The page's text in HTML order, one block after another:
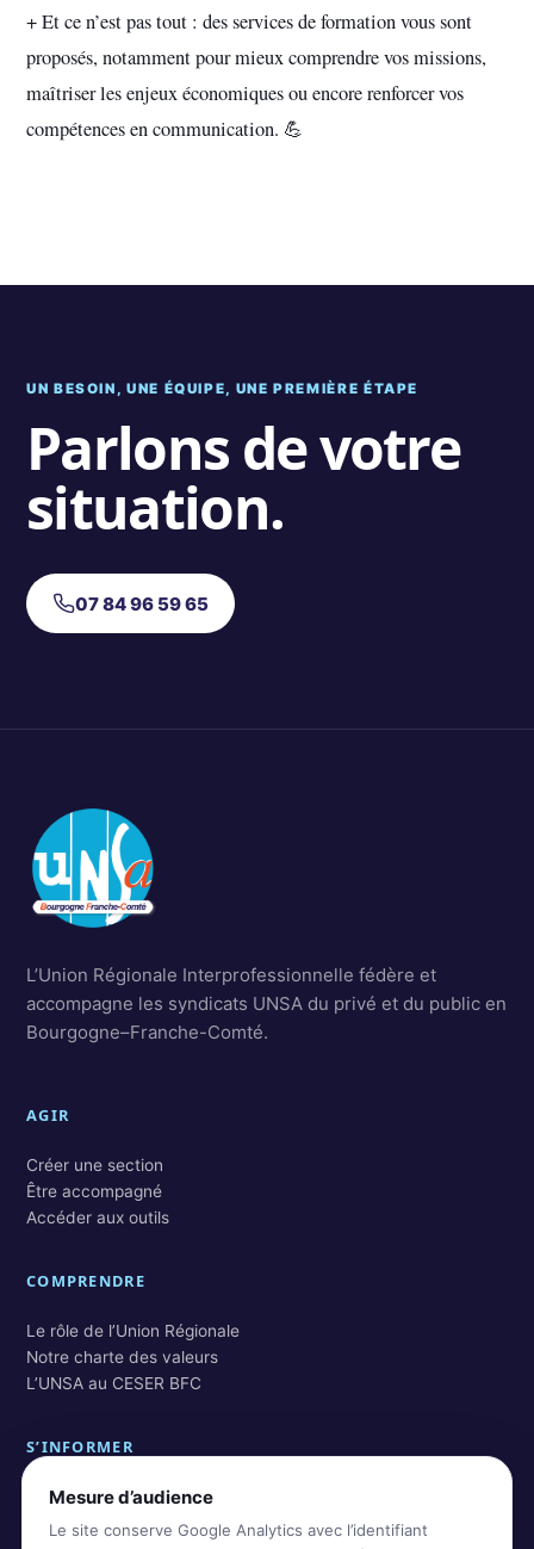
+ Et ce n’est pas tout : des services de formation vous sont
proposés, notamment pour mieux comprendre vos missions,
maîtriser les enjeux économiques ou encore renforcer vos
compétences en communication. 💪
UN BESOIN, UNE ÉQUIPE, UNE PREMIÈRE ÉTAPE
Parlons de votre
situation.
07 84 96 59 65
L’Union Régionale Interprofessionnelle fédère et
accompagne les syndicats UNSA du privé et du public en
Bourgogne–Franche-Comté.
AGIR
Créer une section
Être accompagné
Accéder aux outils
COMPRENDRE
Le rôle de l’Union Régionale
Notre charte des valeurs
L’UNSA au CESER BFC
S’INFORMER
Actualités BFC
Actualités nationales
Mesure d’audience
Le site conserve Google Analytics avec l’identifiant